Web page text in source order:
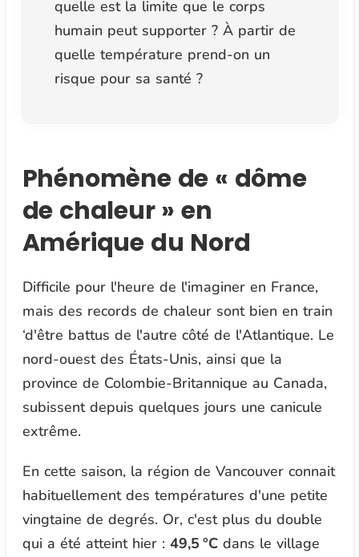
quelle est la limite que le corps
humain peut supporter ? À partir de
quelle température prend-on un
risque pour sa santé ?
Phénomène de « dôme
de chaleur » en
Amérique du Nord
Difficile pour l'heure de l'imaginer en France,
mais des records de chaleur sont bien en train
‘d'être battus de l'autre côté de l'Atlantique. Le
nord-ouest des États-Unis, ainsi que la
province de Colombie-Britannique au Canada,
subissent depuis quelques jours une canicule
extrême.
En cette saison, la région de Vancouver connait
habituellement des températures d'une petite
vingtaine de degrés. Or, c'est plus du double
qui a été atteint hier : 49,5 °Cdans le village